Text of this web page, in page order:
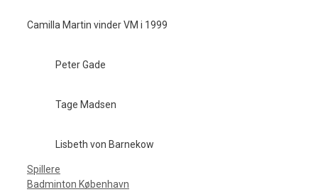
Camilla Martin vinder VM i 1999
Peter Gade
Tage Madsen
Lisbeth von Barnekow
Kategorier
Spillere
Badminton København